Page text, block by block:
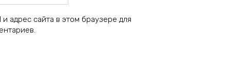
адрес сайта в этом браузере для